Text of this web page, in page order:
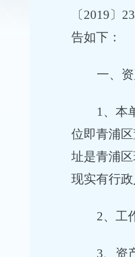
〔2019〕
告如下：
一、
1、本
位即青浦
址是青浦
现实有行
2、工
3、资